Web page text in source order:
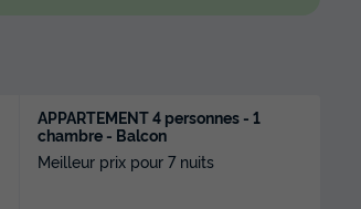
APPARTEMENT 4 personnes - 1
chambre - Balcon
Meilleur prix pour 7 nuits